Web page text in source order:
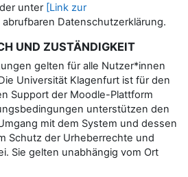
unter [Link zur
abrufbaren Datenschutzerklärung.
UND ZUSTÄNDIGKEIT
gelten für alle Nutzer*innen
Universität Klagenfurt ist für den
Support der Moodle-Plattform
unterstützen den
mit dem System und dessen
Schutz der Urheberrechte und
Sie gelten unabhängig vom Ort